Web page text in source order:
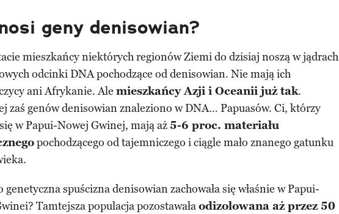
geny denisowian?
mieszkańcy niektórych regionów Ziemi do dzisiaj noszą w jądrach
odcinki DNA pochodzące od denisowian. Nie mają ich
ani Afrykanie. Ale mieszkańcy Azji i Oceanii już tak.
zaś genów denisowian znaleziono w DNA… Papuasów. Ci, którzy
w Papui-Nowej Gwinej, mają aż 5-6 proc. materiału
pochodzącego od tajemniczego i ciągle mało znanego gatunku
genetyczna spuścizna denisowian zachowała się właśnie w Papui-
Tamtejsza populacja pozostawałaodizolowana aż przez 50